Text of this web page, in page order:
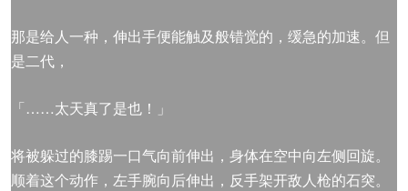
那是给人一种，伸出手便能触及般错觉的，缓急的加速。但
是二代，
「……太天真了是也！」
将被躲过的膝踢一口气向前伸出，身体在空中向左侧回旋。
顺着这个动作，左手腕向后伸出，反手架开敌人枪的石突。